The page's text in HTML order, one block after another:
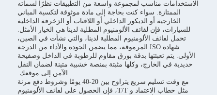
الاستخدامات مناسب لمجموعة واسعة من التطبيقات نظرًا لسماته
الممتازة. سواء كنت بحاجة إلى مادة موثوقة لتكسية المباني
الخارجية أو الديكور الداخلي أو اللافتات أو الزخرفة الداخلية
للسيارات، فإن لفائف الألومنيوم المطلية لدينا هي الخيار الأمثل.
تحمل لفائف الألومنيوم المطلية لدينا، والتي نشأت في الصين،
شهادة ISO المرموقة، مما يضمن الجودة والأداء من الدرجة
الأولى. يتم تعبئتها بدقة بورق مقاوم للرطوبة في الداخل وصفيحة
حديدية في الخارج، وكلها مثبتة بمنصة خشبية متينة لضمان النقل
الآمن إلى موقعك.
مع وقت تسليم سريع يتراوح بين 20-40 يومًا وشروط دفع مرنة
مثل خطاب الاعتماد و T/T، فإن الحصول على لفائف الألومنيوم